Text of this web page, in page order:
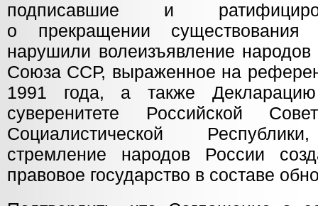
подписавшие и
о прекращении
нарушили волеизъявление
Союза ССР, выраженное на
1991 года, а также Декларацию
суверенитете Российской
Социалистической
стремление народов России
правовое государство в составе